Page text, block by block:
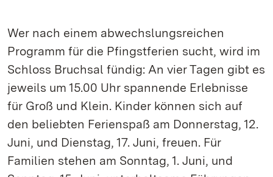
Wer nach einem abwechslungsreichen
Programm für die Pfingstferien sucht, wird im
Schloss Bruchsal fündig: An vier Tagen gibt es
jeweils um 15.00 Uhr spannende Erlebnisse
für Groß und Klein. Kinder können sich auf
den beliebten Ferienspaß am Donnerstag, 12.
Juni, und Dienstag, 17. Juni, freuen. Für
Familien stehen am Sonntag, 1. Juni, und